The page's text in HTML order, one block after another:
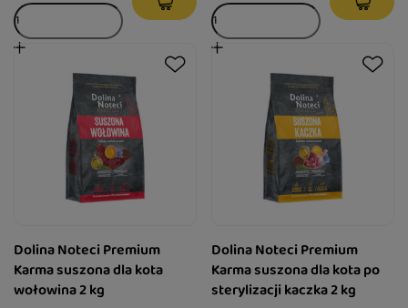
Dolina Noteci Premium
Karma suszona dla kota
wołowina 2 kg
Dolina Noteci Premium
Karma suszona dla kota po
sterylizacji kaczka 2 kg